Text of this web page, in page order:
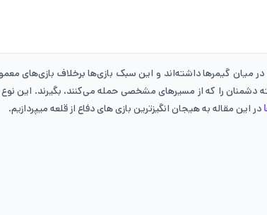
در میان گیمرها داشته‌اند و این سبک بازی‌ها برخلاف بازی‌های
دشمنان را که از مسیرهای مشخصی حمله می‌کنند، بگیرند.
در این مقاله به هیجان انگیزترین بازی های دفاع از قلعه میپردازیم.